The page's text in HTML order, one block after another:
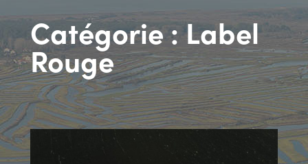
Catégorie :Label
Rouge